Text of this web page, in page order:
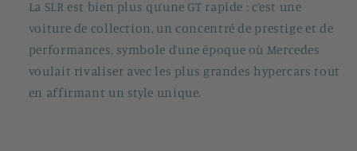
La SLR est bien plus qu’une GT rapide : c’est une
voiture de collection, un concentré de prestige et de
performances, symbole d’une époque où Mercedes
voulait rivaliser avec les plus grandes hypercars tout
en affirmant un style unique.